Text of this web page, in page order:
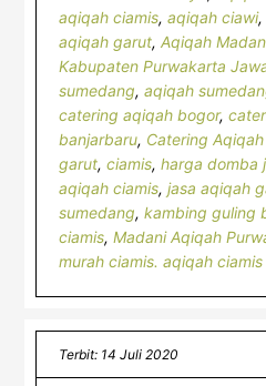
aqiqah ciamis,aqiqah ciawi
aqiqah garut,Aqiqah
Kabupaten Purwakarta
sumedang,aqiqah
catering aqiqah bogor,
banjarbaru, Catering
garut,ciamis,harga domba
aqiqah ciamis,jasa aqiqah
sumedang,kambing guling
ciamis,Madani Aqiqah
murah ciamis. aqiqah
Terbit: 14 Juli 2020